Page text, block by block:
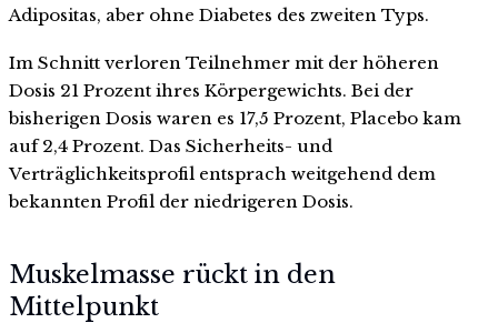
Adipositas, aber ohne Diabetes des zweiten Typs.
Im Schnitt verloren Teilnehmer mit der höheren
Dosis 21 Prozent ihres Körpergewichts. Bei der
bisherigen Dosis waren es 17,5 Prozent, Placebo kam
auf 2,4 Prozent. Das Sicherheits- und
Verträglichkeitsprofil entsprach weitgehend dem
bekannten Profil der niedrigeren Dosis.
Muskelmasse rückt in den
Mittelpunkt